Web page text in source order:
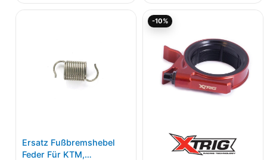
Ersatz Fußbremshebel
Feder Für KTM,
-10%
167,43€
150,69€.